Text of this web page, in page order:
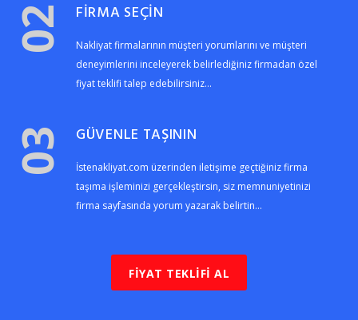
02 FİRMA SEÇİN
Nakliyat firmalarının müşteri yorumlarını ve müşteri
deneyimlerini inceleyerek belirlediğiniz firmadan özel
fiyat teklifi talep edebilirsiniz...
03 GÜVENLE TAŞININ
İstenakliyat.com üzerinden iletişime geçtiğiniz firma
taşıma işleminizi gerçekleştirsin, siz memnuniyetinizi
firma sayfasında yorum yazarak belirtin...
FİYAT TEKLİFİ AL